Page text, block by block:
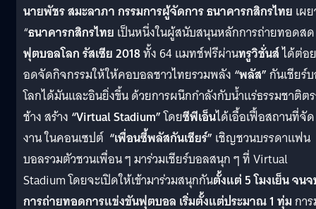
นายพัชร สมะลาภา กรรมการผู้จัดการ ธนาคารกสิกรไทย เผ
“ธนาคารกสิกรไทย เป็นหนึ่งในผู้สนับสนุนหลักการถ่ายทอดสด
ฟุตบอลโลก รัสเซีย 2018ทั้ง 64 แมทช์ฟรีผ่านทรูวิชั่นส์ได้ต่อย
อดจัดกิจกรรมให้ให้คอบอลชาวไทยรวมพลัง “พลัส”กันเชียร์
โลกได้มันและอินยิ่งขึ้น ด้วยการผนึกกำลังกับน้ำแร่ธรรมชาติต
ช้าง สร้าง “Virtual Stadium”โดยซีพีเอ็นได้เอื้อเฟื้อสถานที่จัด
งาน ในคอนเซปต์ “เพื่อนซี้พลัสกันเชียร์” เชิญชวนบรรดาแฟน
บอลรวมตัวชวนเพื่อน ๆ มาร่วมเชียร์บอลสนุก ๆ ที่ Virtual
Stadium โดยจะเปิดให้เข้ามาร่วมสนุกกันตั้งแต่ 5 โมงเย็น จน
การถ่ายทอดการแข่งขันฟุตบอล เริ่มตั้งแต่ประมาณ 1 ทุ่มกา